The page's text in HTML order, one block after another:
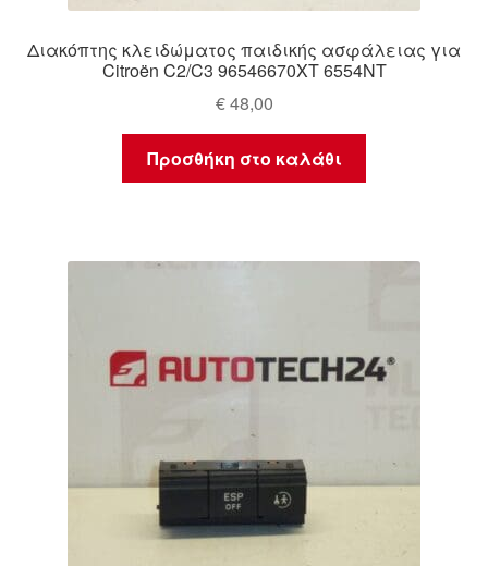
Διακόπτης κλειδώματος παιδικής ασφάλειας για
Citroën C2/C3 96546670XT 6554NT
€48,00
Προσθήκη στο καλάθι